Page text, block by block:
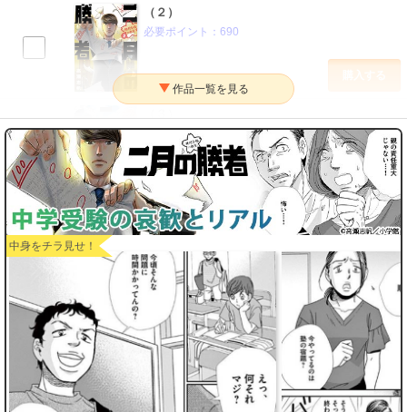
（２）
必要ポイント： 690
必要ポイント：690
購入する
（４）
必要ポイント：
購入する
（５）
必要ポイント：690
購入する
中身をチラ見せ！